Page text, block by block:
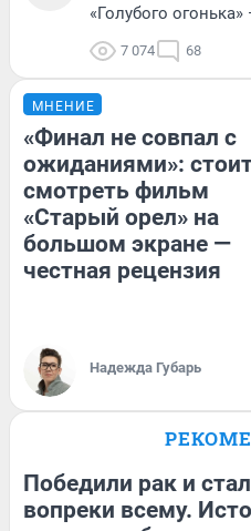
«Голубого
7 074 68
МНЕНИЕ
«Финал не совпал с
ожиданиями»:
смотреть фильм
«Старый орел» на
большом экране —
честная рецензия
Надежда Губарь
Победили рак и
вопреки всему.